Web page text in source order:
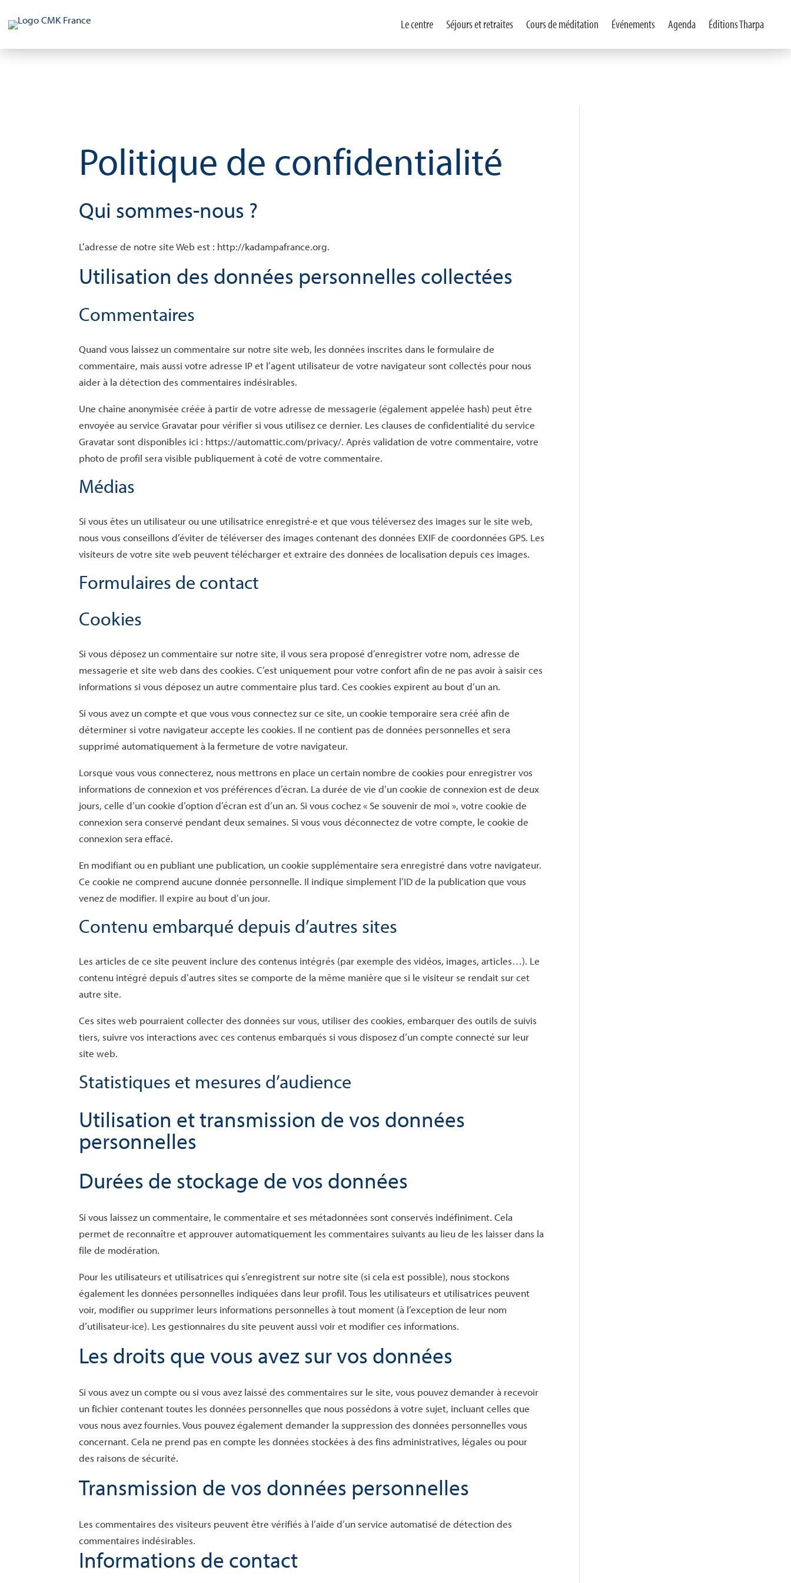
Le centre Séjours et retraites Cours de méditation Événements Agenda Éditions Tharpa
Politique de confidentialité
Qui sommes-nous ?
L’adresse de notre site Web est : http://kadampafrance.org.
Utilisation des données personnelles collectées
Commentaires
Quand vous laissez un commentaire sur notre site web, les données inscrites dans le formulaire de
commentaire, mais aussi votre adresse IP et l’agent utilisateur de votre navigateur sont collectés pour nous
aider à la détection des commentaires indésirables.
Une chaîne anonymisée créée à partir de votre adresse de messagerie (également appelée hash) peut être
envoyée au service Gravatar pour vérifier si vous utilisez ce dernier. Les clauses de confidentialité du service
Gravatar sont disponibles ici : https://automattic.com/privacy/. Après validation de votre commentaire, votre
photo de profil sera visible publiquement à coté de votre commentaire.
Médias
Si vous êtes un utilisateur ou une utilisatrice enregistré·e et que vous téléversez des images sur le site web,
nous vous conseillons d’éviter de téléverser des images contenant des données EXIF de coordonnées GPS. Les
visiteurs de votre site web peuvent télécharger et extraire des données de localisation depuis ces images.
Formulaires de contact
Cookies
Si vous déposez un commentaire sur notre site, il vous sera proposé d’enregistrer votre nom, adresse de
messagerie et site web dans des cookies. C’est uniquement pour votre confort afin de ne pas avoir à saisir ces
informations si vous déposez un autre commentaire plus tard. Ces cookies expirent au bout d’un an.
Si vous avez un compte et que vous vous connectez sur ce site, un cookie temporaire sera créé afin de
déterminer si votre navigateur accepte les cookies. Il ne contient pas de données personnelles et sera
supprimé automatiquement à la fermeture de votre navigateur.
Lorsque vous vous connecterez, nous mettrons en place un certain nombre de cookies pour enregistrer vos
informations de connexion et vos préférences d’écran. La durée de vie d’un cookie de connexion est de deux
jours, celle d’un cookie d’option d’écran est d’un an. Si vous cochez « Se souvenir de moi », votre cookie de
connexion sera conservé pendant deux semaines. Si vous vous déconnectez de votre compte, le cookie de
connexion sera effacé.
En modifiant ou en publiant une publication, un cookie supplémentaire sera enregistré dans votre navigateur.
Ce cookie ne comprend aucune donnée personnelle. Il indique simplement l’ID de la publication que vous
venez de modifier. Il expire au bout d’un jour.
Contenu embarqué depuis d’autres sites
Les articles de ce site peuvent inclure des contenus intégrés (par exemple des vidéos, images, articles…). Le
contenu intégré depuis d’autres sites se comporte de la même manière que si le visiteur se rendait sur cet
autre site.
Ces sites web pourraient collecter des données sur vous, utiliser des cookies, embarquer des outils de suivis
tiers, suivre vos interactions avec ces contenus embarqués si vous disposez d’un compte connecté sur leur
site web.
Statistiques et mesures d’audience
Utilisation et transmission de vos données
personnelles
Durées de stockage de vos données
Si vous laissez un commentaire, le commentaire et ses métadonnées sont conservés indéfiniment. Cela
permet de reconnaître et approuver automatiquement les commentaires suivants au lieu de les laisser dans la
file de modération.
Pour les utilisateurs et utilisatrices qui s’enregistrent sur notre site (si cela est possible), nous stockons
également les données personnelles indiquées dans leur profil. Tous les utilisateurs et utilisatrices peuvent
voir, modifier ou supprimer leurs informations personnelles à tout moment (à l’exception de leur nom
d’utilisateur·ice). Les gestionnaires du site peuvent aussi voir et modifier ces informations.
Les droits que vous avez sur vos données
Si vous avez un compte ou si vous avez laissé des commentaires sur le site, vous pouvez demander à recevoir
un fichier contenant toutes les données personnelles que nous possédons à votre sujet, incluant celles que
vous nous avez fournies. Vous pouvez également demander la suppression des données personnelles vous
concernant. Cela ne prend pas en compte les données stockées à des fins administratives, légales ou pour
des raisons de sécurité.
Transmission de vos données personnelles
Les commentaires des visiteurs peuvent être vérifiés à l’aide d’un service automatisé de détection des
commentaires indésirables.
Informations de contact